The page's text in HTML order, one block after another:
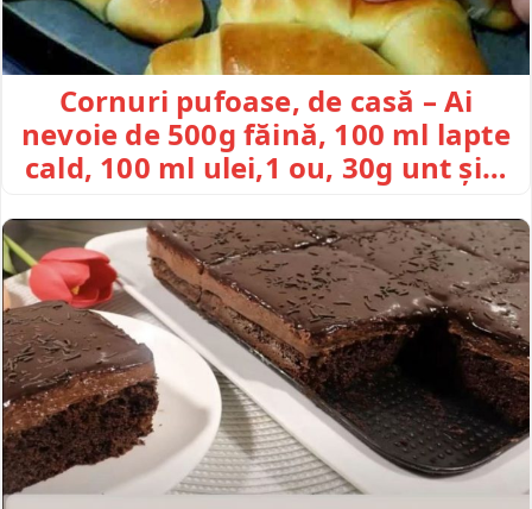
Cornuri pufoase, de casă – Ai
nevoie de 500g făină, 100 ml lapte
cald, 100 ml ulei,1 ou, 30g unt și…